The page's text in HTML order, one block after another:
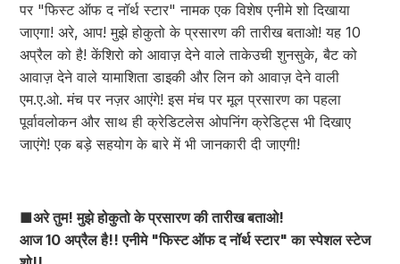
पर "फिस्ट ऑफ द नॉर्थ स्टार" नामक एक विशेष एनीमे शो दिखाया
जाएगा! अरे, आप! मुझे होकुतो के प्रसारण की तारीख बताओ! यह 10
अप्रैल को है! केंशिरो को आवाज़ देने वाले ताकेउची शुनसुके, बैट को
आवाज़ देने वाले यामाशिता डाइकी और लिन को आवाज़ देने वाली
एम.ए.ओ. मंच पर नज़र आएंगे! इस मंच पर मूल प्रसारण का पहला
पूर्वावलोकन और साथ ही क्रेडिटलेस ओपनिंग क्रेडिट्स भी दिखाए
जाएंगे! एक बड़े सहयोग के बारे में भी जानकारी दी जाएगी!
■अरे तुम! मुझे होकुतो के प्रसारण की तारीख बताओ!
आज 10 अप्रैल है!! एनीमे "फिस्ट ऑफ द नॉर्थ स्टार" का स्पेशल स्टेज